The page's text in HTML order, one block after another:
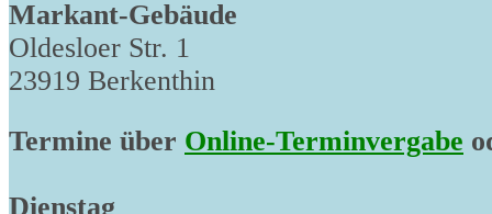
Markant-Gebäude
Oldesloer Str. 1
23919 Berkenthin
Termine über Online-Terminvergabe
Dienstag